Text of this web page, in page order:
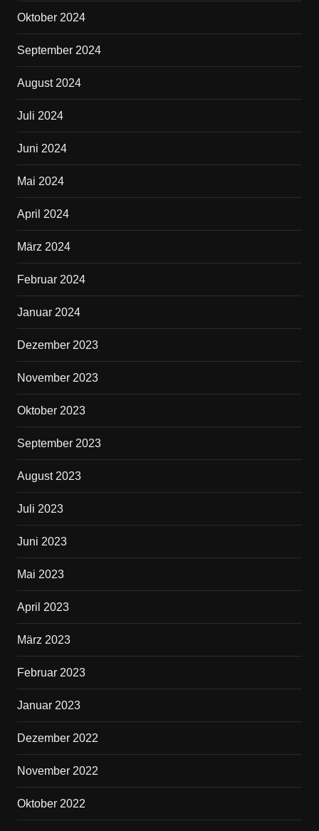
Oktober 2024
September 2024
August 2024
Juli 2024
Juni 2024
Mai 2024
April 2024
März 2024
Februar 2024
Januar 2024
Dezember 2023
November 2023
Oktober 2023
September 2023
August 2023
Juli 2023
Juni 2023
Mai 2023
April 2023
März 2023
Februar 2023
Januar 2023
Dezember 2022
November 2022
Oktober 2022